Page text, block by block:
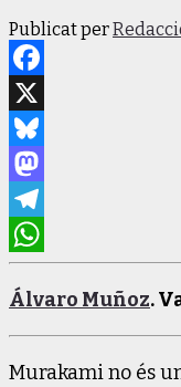
Publicat per
Facebook
X
Bluesky
Mastodon
Telegram
WhatsApp
Álvaro Muñoz.
Murakami no és